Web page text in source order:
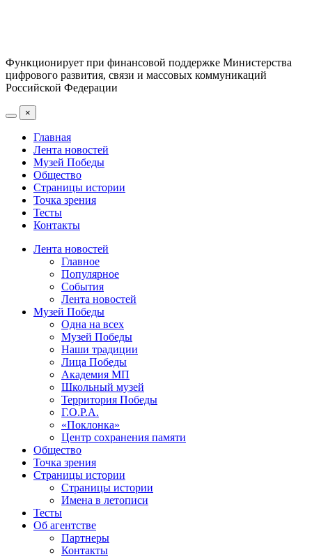
Функционирует при финансовой поддержке Министерства
цифрового развития, связи и массовых коммуникаций
Российской Федерации
×
Главная
Лента новостей
Музей Победы
Общество
Страницы истории
Точка зрения
Тесты
Контакты
Лента новостей
Главное
Популярное
События
Лента новостей
Музей Победы
Одна на всех
Музей Победы
Наши традиции
Лица Победы
Академия МП
Школьный музей
Территория Победы
Г.О.Р.А.
«Поклонка»
Центр сохранения памяти
Общество
Точка зрения
Страницы истории
Страницы истории
Имена в летописи
Тесты
Об агентстве
Партнеры
Контакты